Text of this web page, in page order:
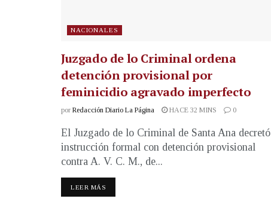
NACIONALES
Juzgado de lo Criminal ordena
detención provisional por
feminicidio agravado imperfecto
por Redacción Diario La Página HACE 32 MINS 0
El Juzgado de lo Criminal de Santa Ana decretó
instrucción formal con detención provisional
contra A. V. C. M., de...
LEER MÁS